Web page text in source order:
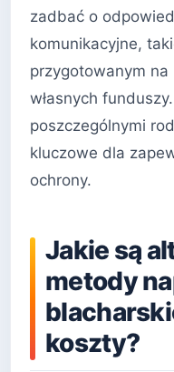
zadbać o
komunikacyjne,
przygotowanym
własnych
poszczególnymi
kluczowe dla
ochrony.
Jakie są
metody
koszty?